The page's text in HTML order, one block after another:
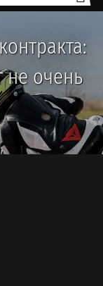
не очень